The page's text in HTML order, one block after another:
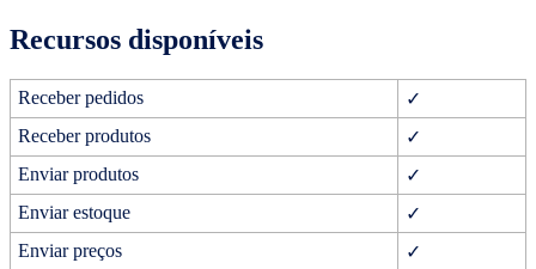
Recursos disponíveis
Receber pedidos
✓
Receber produtos
✓
Enviar produtos
✓
Enviar estoque
✓
Enviar preços
✓